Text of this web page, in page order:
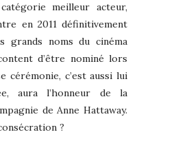
meilleur acteur,
en 2011 définitivement
grands noms du cinéma
d’être nominé lors
cérémonie, c’est aussi lui
aura l’honneur de la
de Anne Hattaway.
?